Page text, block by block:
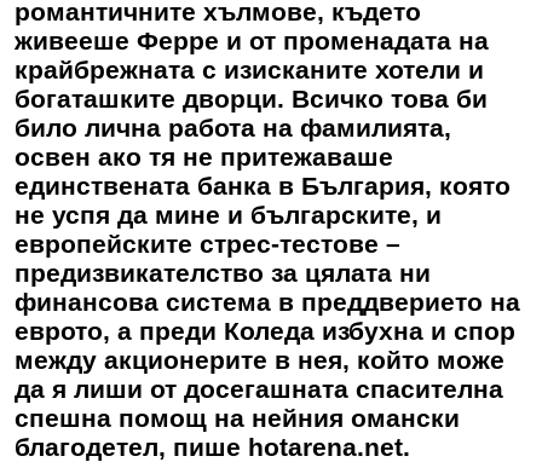
романтичните хълмове, където
живееше Ферре и от променадата на
крайбрежната с изисканите хотели и
богаташките дворци. Всичко това би
било лична работа на фамилията,
освен ако тя не притежаваше
единствената банка в България, която
не успя да мине и българските, и
европейските стрес-тестове –
предизвикателство за цялата ни
финансова система в преддверието на
еврото, а преди Коледа избухна и спор
между акционерите в нея, който може
да я лиши от досегашната спасителна
спешна помощ на нейния омански
благодетел, пише hotarena.net.